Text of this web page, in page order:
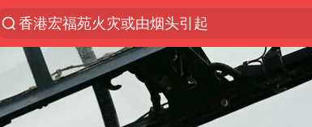
香港宏福苑火灾或由烟头引起
浙江台州《告全体市民书》
枪击案后泰国拟推更严格枪支管控方案
四川宜宾3.4级地震